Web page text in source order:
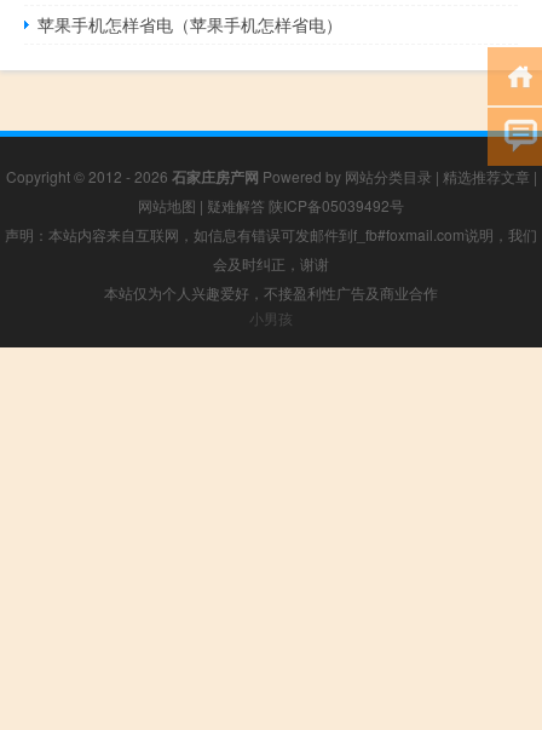
苹果手机怎样省电（苹果手机怎样省电）
Copyright © 2012 - 2026 石家庄房产网 Powered by 网站分类目录 | 精选推荐文章 |
网站地图 | 疑难解答 陕ICP备05039492号
声明：本站内容来自互联网，如信息有错误可发邮件到f_fb#foxmail.com说明，我们
会及时纠正，谢谢
本站仅为个人兴趣爱好，不接盈利性广告及商业合作
小男孩